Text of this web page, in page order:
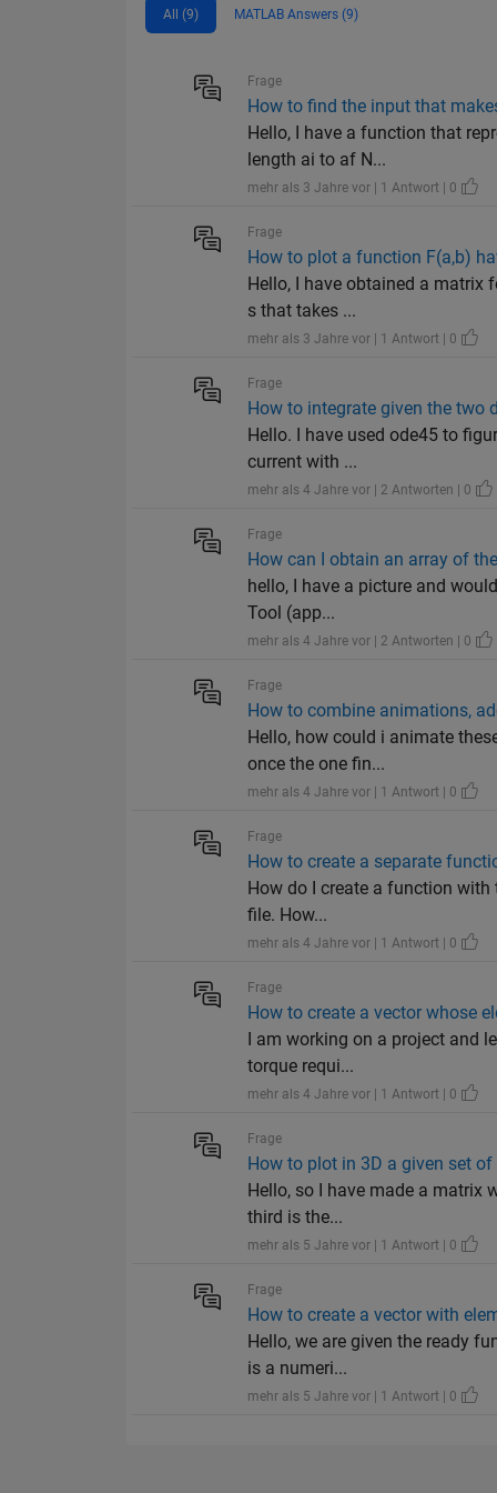
All (9) MATLAB Answers (9)
Frage
How to find the input that
Hello, I have a function that
length ai to af N...
mehr als 3 Jahre vor | 1 Antwort | 0
Frage
How to plot a function F(a,b)
Hello, I have obtained a matrix
s that takes ...
mehr als 3 Jahre vor | 1 Antwort | 0
Frage
How to integrate given the two
Hello. I have used ode45 to
current with ...
mehr als 4 Jahre vor | 2 Antworten | 0
Frage
How can I obtain an array of
hello, I have a picture and
Tool (app...
mehr als 4 Jahre vor | 2 Antworten | 0
Frage
How to combine animations,
Hello, how could i animate
once the one fin...
mehr als 4 Jahre vor | 1 Antwort | 0
Frage
How to create a separate
How do I create a function
file. How...
mehr als 4 Jahre vor | 1 Antwort | 0
Frage
How to create a vector whose
I am working on a project and
torque requi...
mehr als 4 Jahre vor | 1 Antwort | 0
Frage
How to plot in 3D a given set of
Hello, so I have made a
third is the...
mehr als 5 Jahre vor | 1 Antwort | 0
Frage
How to create a vector with
Hello, we are given the ready
is a numeri...
mehr als 5 Jahre vor | 1 Antwort | 0